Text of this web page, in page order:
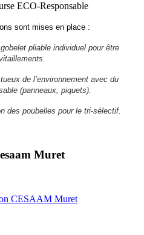
ECO-Responsable
sont mises en place :
pliable individuel pour être
de l’environnement avec du
(panneaux, piquets).
des poubelles pour le tri-sélectif.
Muret
CESAAM Muret